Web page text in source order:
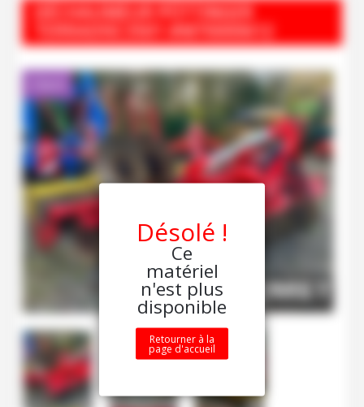
PÖTTINGER
#M70000612
Désolé !
Ce
matériel
n'est plus
disponible
Retourner à la
page d'accueil